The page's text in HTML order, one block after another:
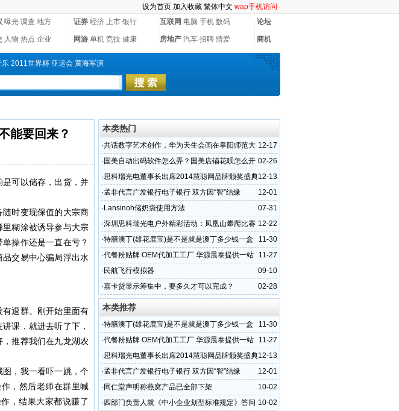
设为首页 加入收藏 繁体中文 wap手机访问
曝光 调查 地方 证券 经济 上市 银行 互联网 电脑 手机 数码 论坛
人物 热点 企业 网游 单机 竞技 健康 房地产 汽车 招聘 情爱 商机
乐 2011世界杯 亚运会 黄海军演
能要回来？
可以储存，出货，并
时变现保值的大宗商
糊涂被诱导参与大宗
操作还是一直在亏？
交易中心骗局浮出水
退群。刚开始里面有
课，就进去听了下，
推荐我们在九龙湖农
，我一看吓一跳，个
，然后老师在群里喊
，结果大家都说赚了
本类热门
12-17
·共话数字艺术创作，华为天生会画在阜阳师范大
学圆满落幕
02-26
· 国美自动出码软件怎么弄？国美店铺花呗怎么开
通？
12-13
·思科瑞光电董事长出席2014慧聪网品牌颁奖盛典
（组图）
12-01
·孟非代言广发银行电子银行 双方因“智”结缘
07-31
· Lansinoh储奶袋使用方法
12-22
·深圳思科瑞光电户外精彩活动：凤凰山攀爬比赛
11-30
·特膳澳丁(雄花鹿宝)是不是就是澳丁多少钱一盒
11-27
·代餐粉贴牌 OEM代加工工厂 华源晨泰提供一站
式服务
09-10
· 民航飞行模拟器
02-28
·嘉卡贷显示筹集中，要多久才可以完成？
本类推荐
11-30
·特膳澳丁(雄花鹿宝)是不是就是澳丁多少钱一盒
11-27
·代餐粉贴牌 OEM代加工工厂 华源晨泰提供一站
式服务
12-13
·思科瑞光电董事长出席2014慧聪网品牌颁奖盛典
（组图）
12-01
·孟非代言广发银行电子银行 双方因“智”结缘
10-02
· 同仁堂声明称燕窝产品已全部下架
10-02
· 四部门负责人就《中小企业划型标准规定》答问